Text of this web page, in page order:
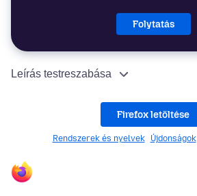
Folytatás
Leírás testreszabása
Firefox letöltése
Rendszerek és nyelvek Újdonságok